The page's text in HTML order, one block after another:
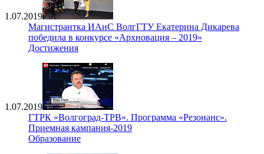
1.07.2019
Магистрантка ИАиС ВолгГТУ Екатерина Дикарева
победила в конкурсе «Архновация – 2019»
Достижения
1.07.2019
ГТРК «Волгоград-ТРВ». Программа «Резонанс».
Приемная кампания-2019
Образование